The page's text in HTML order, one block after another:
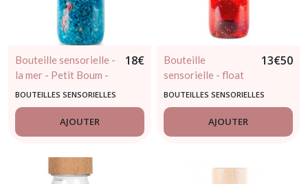
Bouteille sensorielle -
la mer - Petit Boum -
dès 3 mois
18€
BOUTEILLES SENSORIELLES
AJOUTER
Bouteille
sensorielle - float
rouge/orangé -
Petit Boum - dès
13€50
BOUTEILLES SENSORIELLES
AJOUTER